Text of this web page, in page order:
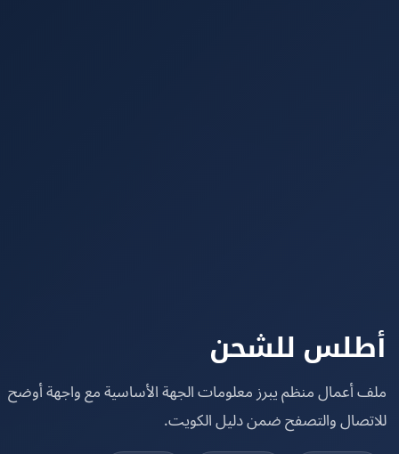
للشحن
منظم يبرز معلومات الجهة الأساسية مع واجهة أوضح
والتصفح ضمن دليل الكويت.